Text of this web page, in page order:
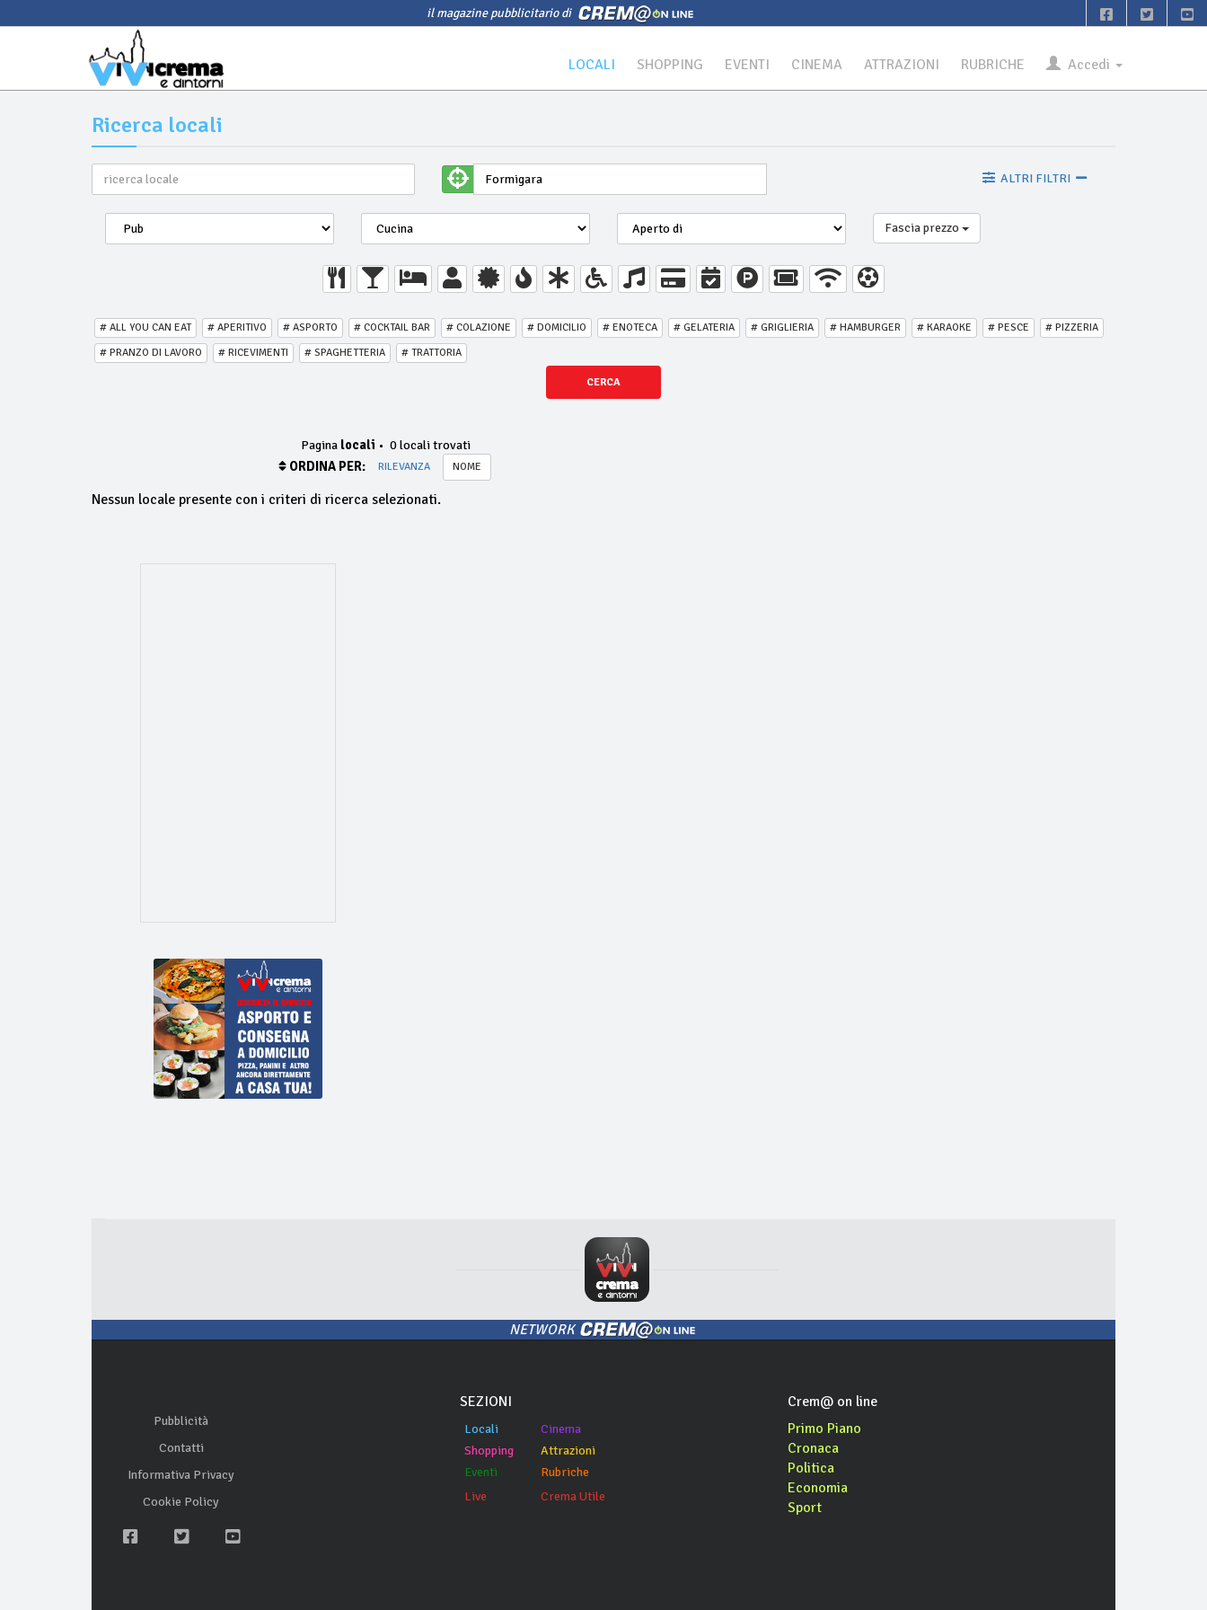
il magazine pubblicitario di
LOCALI SHOPPING EVENTI CINEMA ATTRAZIONI RUBRICHE Accedi
Ricerca locali
ALTRI FILTRI
Fascia prezzo
# ALL YOU CAN EAT # APERITIVO # ASPORTO # COCKTAIL BAR # COLAZIONE # DOMICILIO # ENOTECA # GELATERIA # GRIGLIERIA # HAMBURGER # KARAOKE # PESCE
# PIZZERIA
# PRANZO DI LAVORO
# RICEVIMENTI # SPAGHETTERIA # TRATTORIA
CERCA
Pagina locali • 0 locali trovati
ORDINA PER:
RILEVANZA NOME
Nessun locale presente con i criteri di ricerca selezionati.
NETWORK
Pubblicità
Contatti
Informativa Privacy
Cookie Policy
SEZIONI
Locali
Shopping
Eventi
Live
Cinema
Attrazioni
Rubriche
Crema Utile
Crem@ on line
Primo Piano
Cronaca
Politica
Economia
Sport